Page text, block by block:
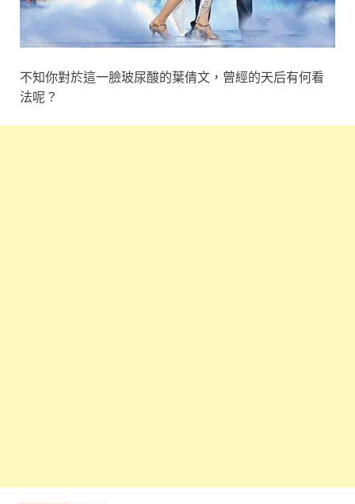
不知你對於這一臉玻尿酸的葉倩文，曾經的天后有何看
法呢？